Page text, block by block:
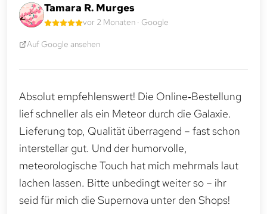
Tamara R. Murges
vor 2 Monaten · Google
Auf Google ansehen
Absolut empfehlenswert! Die Online‑Bestellung
lief schneller als ein Meteor durch die Galaxie.
Lieferung top, Qualität überragend – fast schon
interstellar gut. Und der humorvolle,
meteorologische Touch hat mich mehrmals laut
lachen lassen. Bitte unbedingt weiter so – ihr
seid für mich die Supernova unter den Shops!